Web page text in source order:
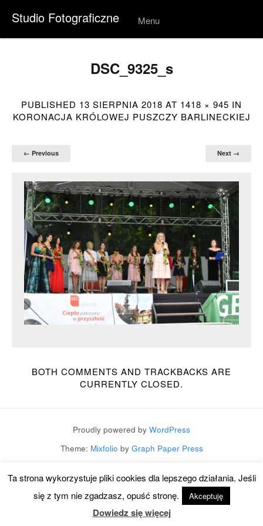
Studio Fotograficzne Menu
Skip to
DSC_9325_s
PUBLISHED 13 SIERPNIA 2018 AT 1418 × 945 IN
KORONACJA KRÓLOWEJ PUSZCZY BARLINECKIEJ
← Previous Next →
BOTH COMMENTS AND TRACKBACKS ARE
CURRENTLY CLOSED.
Proudly powered by WordPress
Theme: Mixfolio by Graph Paper Press
Ta strona wykorzystuje pliki cookies dla lepszego działania. Jeśli
się z tym nie zgadzasz, opuść stronę.
Akceptuję
Dowiedz się więcej